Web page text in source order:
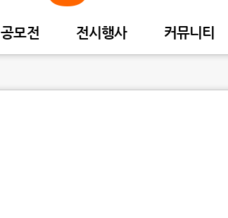
공모전 전시행사 커뮤니티